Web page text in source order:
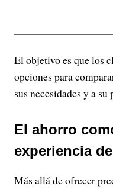
El objetivo es que los
opciones para
sus necesidades y a su
El ahorro
experiencia
Más allá de ofrecer